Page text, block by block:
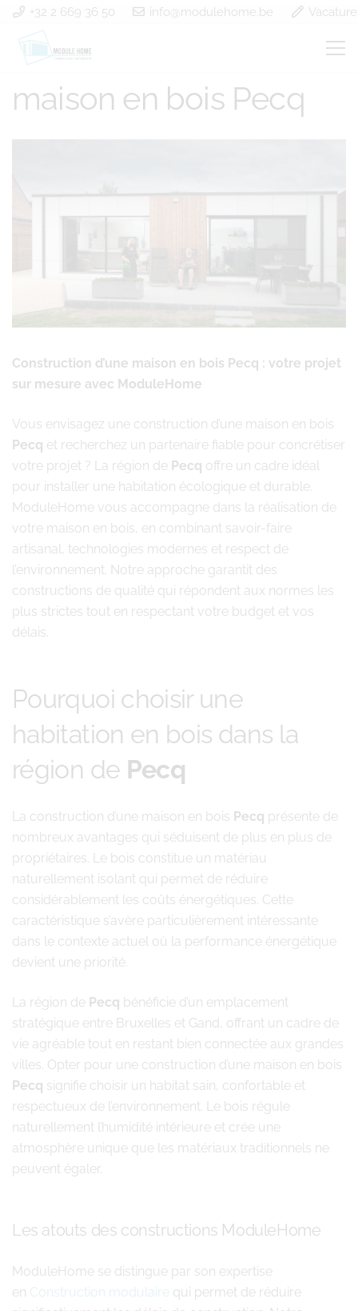
+32 2 669 36 50 info@modulehome.be
construction d’une
maison en bois Pecq
Construction d’une maison en bois Pecq : votre projet
sur mesure avec ModuleHome
Vous envisagez une construction d’une maison en bois
Pecq et recherchez un partenaire fiable pour concrétiser
votre projet ? La région de Pecq offre un cadre idéal
pour installer une habitation écologique et durable.
ModuleHome vous accompagne dans la réalisation de
votre maison en bois, en combinant savoir-faire
artisanal, technologies modernes et respect de
l’environnement. Notre approche garantit des
constructions de qualité qui répondent aux normes les
plus strictes tout en respectant votre budget et vos
délais.
Pourquoi choisir une
habitation en bois dans la
région de Pecq
La construction d’une maison en bois Pecq présente de
nombreux avantages qui séduisent de plus en plus de
propriétaires. Le bois constitue un matériau
naturellement isolant qui permet de réduire
considérablement les coûts énergétiques. Cette
caractéristique s’avère particulièrement intéressante
dans le contexte actuel où la performance énergétique
devient une priorité.
La région de Pecq bénéficie d’un emplacement
stratégique entre Bruxelles et Gand, offrant un cadre de
vie agréable tout en restant bien connectée aux grandes
villes. Opter pour une construction d’une maison en bois
Pecq signifie choisir un habitat sain, confortable et
respectueux de l’environnement. Le bois régule
naturellement l’humidité intérieure et crée une
atmosphère unique que les matériaux traditionnels ne
peuvent égaler.
Les atouts des constructions ModuleHome
ModuleHome se distingue par son expertise
en Construction modulaire qui permet de réduire